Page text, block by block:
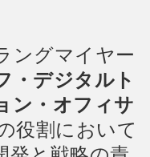
ングマイヤー
・デジタルト
ン・オフィサ
役割において